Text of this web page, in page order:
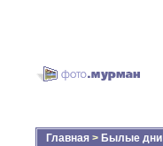
Главная > Былые дни